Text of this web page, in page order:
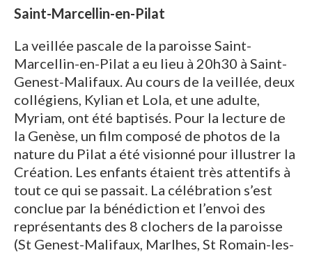
Saint-Marcellin-en-Pilat
La veillée pascale de la paroisse Saint-
Marcellin-en-Pilat a eu lieu à 20h30 à Saint-
Genest-Malifaux. Au cours de la veillée, deux
collégiens, Kylian et Lola, et une adulte,
Myriam, ont été baptisés. Pour la lecture de
la Genèse, un film composé de photos de la
nature du Pilat a été visionné pour illustrer la
Création. Les enfants étaient très attentifs à
tout ce qui se passait. La célébration s’est
conclue par la bénédiction et l’envoi des
représentants des 8 clochers de la paroisse
(St Genest-Malifaux, Marlhes, St Romain-les-